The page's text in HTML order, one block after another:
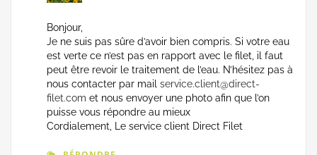
Bonjour,
Je ne suis pas sûre d’avoir bien compris. Si votre eau
est verte ce n’est pas en rapport avec le filet, il faut
peut être revoir le traitement de l’eau. N’hésitez pas à
nous contacter par mail service.client@direct-
filet.com et nous envoyer une photo afin que l’on
puisse vous répondre au mieux
Cordialement, Le service client Direct Filet